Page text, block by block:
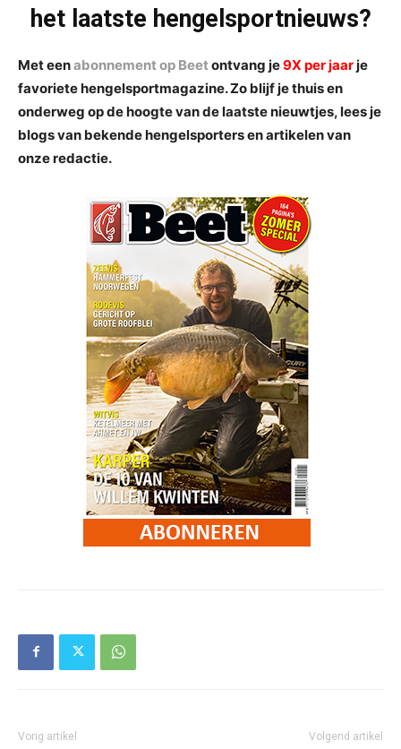
het laatste hengelsportnieuws?
Met eenabonnement op Beetontvang je9X per jaarje
favoriete hengelsportmagazine. Zo blijf je thuis en
onderweg op de hoogte van de laatste nieuwtjes, lees je
blogs van bekende hengelsporters en artikelen van
onze redactie.
Vorig artikel Volgend artikel